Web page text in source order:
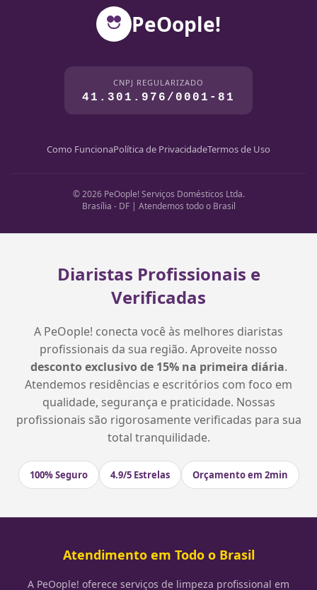
PeOople!
CNPJ REGULARIZADO
41.301.976/0001-81
Como FuncionaPolítica de PrivacidadeTermos de Uso
© 2026 PeOople! Serviços Domésticos Ltda.
Brasília - DF | Atendemos todo o Brasil
Diaristas Profissionais e
Verificadas
A PeOople! conecta você às melhores diaristas
profissionais da sua região. Aproveite nosso
desconto exclusivo de 15% na primeira diária.
Atendemos residências e escritórios com foco em
qualidade, segurança e praticidade. Nossas
profissionais são rigorosamente verificadas para sua
total tranquilidade.
100% Seguro 4.9/5 Estrelas Orçamento em 2min
Atendimento em Todo o Brasil
A PeOople! oferece serviços de limpeza profissional em